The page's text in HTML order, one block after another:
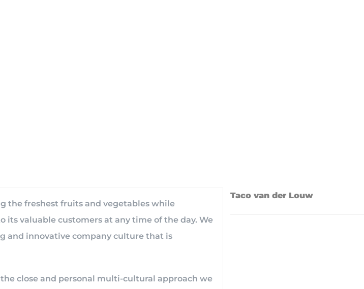
the freshest fruits and vegetables while
valuable customers at any time of the day. We
and innovative company culture that is
close and personal multi-cultural approach we
Taco van der Louw